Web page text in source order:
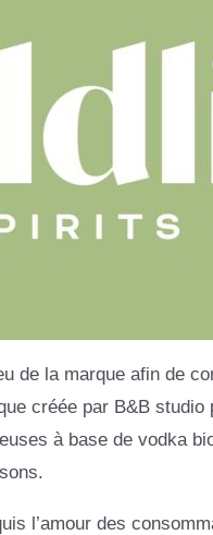
de la marque afin de
créée par B&B studio
à base de vodka
l’amour des